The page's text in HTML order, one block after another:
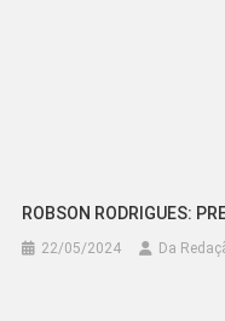
ROBSON RODRIGUES:
22/05/2024 Da